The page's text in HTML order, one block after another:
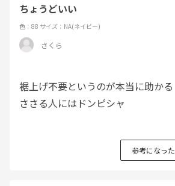
ちょうどいい
色：88 サイズ：NA(ネイビー)
さくら
裾上げ不要というのが本当に助かる
ささる人にはドンピシャ
参考になった